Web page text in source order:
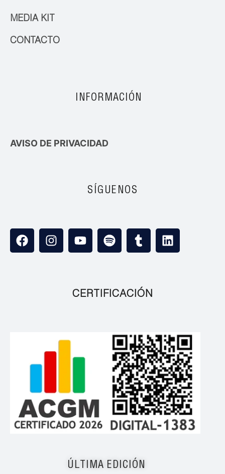
MEDIA KIT
CONTACTO
INFORMACIÓN
AVISO DE PRIVACIDAD
SÍGUENOS
CERTIFICACIÓN
ÚLTIMA EDICIÓN